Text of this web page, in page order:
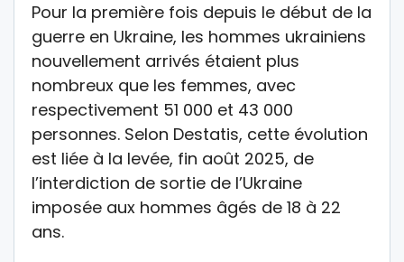
Pour la première fois depuis le début de la
guerre en Ukraine, les hommes ukrainiens
nouvellement arrivés étaient plus
nombreux que les femmes, avec
respectivement 51 000 et 43 000
personnes. Selon Destatis, cette évolution
est liée à la levée, fin août 2025, de
l’interdiction de sortie de l’Ukraine
imposée aux hommes âgés de 18 à 22
ans.